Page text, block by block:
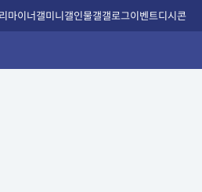
마이너갤미니갤인물갤갤로그이벤트디시콘